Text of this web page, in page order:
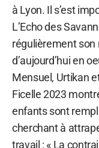
à Lyon. Il s’est
L’Echo des
régulièrement son
d’aujourd’hui en
Mensuel, Urtikan
Ficelle 2023
enfants sont
cherchant à
travail : « La